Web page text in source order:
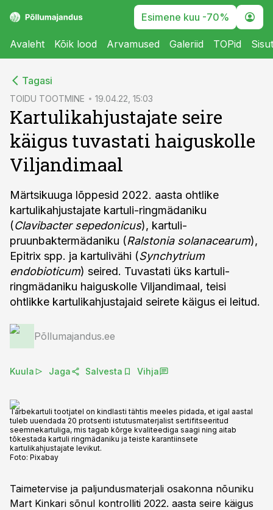
Esimene kuu -70%
Avaleht Kõik lood Arvamused Galeriid TOPid
Tagasi
TOIDU TOOTMINE 19.04.22, 15:03
Kartulikahjustajate seire
käigus tuvastati haiguskolle
Viljandimaal
Märtsikuuga lõppesid 2022. aasta ohtlike
kartulikahjustajate kartuli-ringmädaniku
(Clavibacter sepedonicus), kartuli-
pruunbaktermädaniku (Ralstonia solanacearum),
Epitrix spp. ja kartulivähi (Synchytrium
endobioticum) seired. Tuvastati üks kartuli-
ringmädaniku haiguskolle Viljandimaal, teisi
ohtlikke kartulikahjustajaid seirete käigus ei leitud.
Põllumajandus.ee
Kuula Jaga Salvesta Vihja
Tarbekartuli tootjatel on kindlasti tähtis meeles pidada, et igal aastal
tuleb uuendada 20 protsenti istutusmaterjalist sertifitseeritud
seemnekartuliga, mis tagab kõrge kvaliteediga saagi ning aitab
tõkestada kartuli ringmädaniku ja teiste karantiinsete
kartulikahjustajate levikut.
Foto: Pixabay
Taimetervise ja paljundusmaterjali osakonna nõuniku
Mart Kinkari sõnul kontrolliti 2022. aasta seire käigus